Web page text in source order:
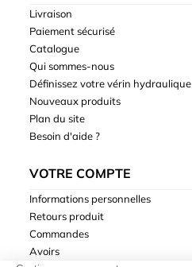
Livraison
Paiement sécurisé
Catalogue
Qui sommes-nous
Définissez votre vérin hydraulique
Nouveaux produits
Plan du site
Besoin d'aide ?
VOTRE COMPTE
Informations personnelles
Retours produit
Commandes
Avoirs